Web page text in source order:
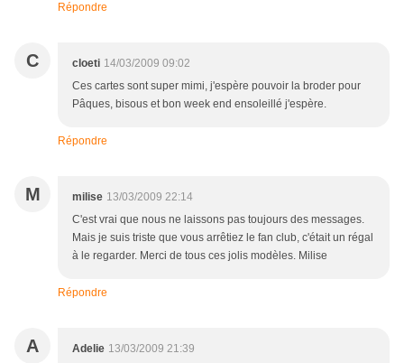
Répondre
C cloeti 14/03/2009 09:02
Ces cartes sont super mimi, j'espère pouvoir la broder pour
Pâques, bisous et bon week end ensoleillé j'espère.
Répondre
M milise 13/03/2009 22:14
C'est vrai que nous ne laissons pas toujours des messages.
Mais je suis triste que vous arrêtiez le fan club, c'était un régal
à le regarder. Merci de tous ces jolis modèles. Milise
Répondre
A Adelie 13/03/2009 21:39